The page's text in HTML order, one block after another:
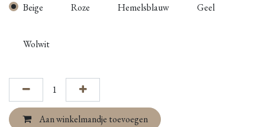
Beige Roze Hemelsblauw Geel
Wolwit
Aan winkelmandje toevoegen